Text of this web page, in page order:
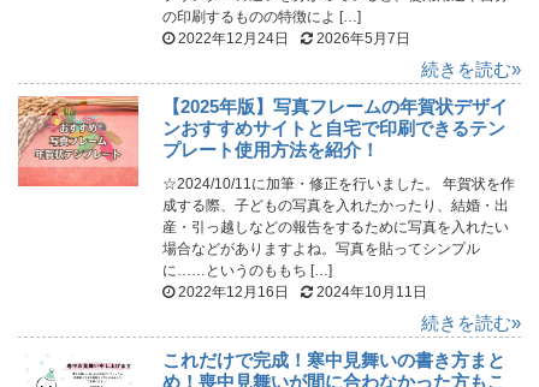
の印刷するものの特徴によ […]
2022年12月24日
2026年5月7日
続きを読む»
【2025年版】写真フレームの年賀状デザイ
ンおすすめサイトと自宅で印刷できるテン
プレート使用方法を紹介！
☆2024/10/11に加筆・修正を行いました。 年賀状を作
成する際、子どもの写真を入れたかったり、結婚・出
産・引っ越しなどの報告をするために写真を入れたい
場合などがありますよね。写真を貼ってシンプル
に……というのももち […]
2022年12月16日
2024年10月11日
続きを読む»
これだけで完成！寒中見舞いの書き方まと
め！喪中見舞いが間に合わなかった方もこ